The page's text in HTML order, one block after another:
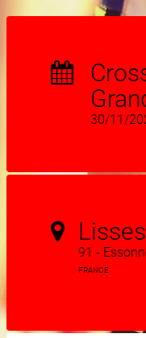
30/11/
Lisses
91 -
FRANCE